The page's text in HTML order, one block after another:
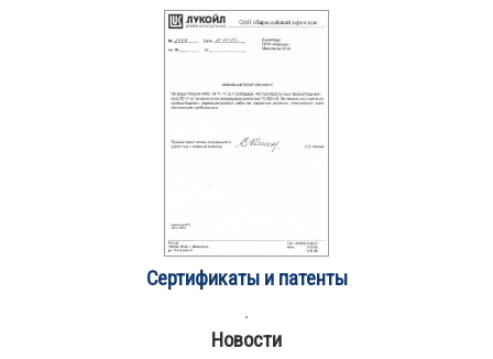
Сертификаты и патенты
Новости